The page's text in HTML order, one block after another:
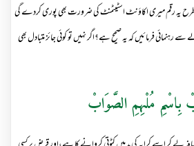
طرح یہ رقم میری اکاؤنٹ اسٹیٹمنٹ کی ضرورت بھی پوری کردے گی
رہنمائی فرمائیں کہ یہ صحیح ہے؟اگر نہیں تو کوئی جائز متبادل بھی
بِاسْمِ مُلْہِمِ الصَّوَابْ